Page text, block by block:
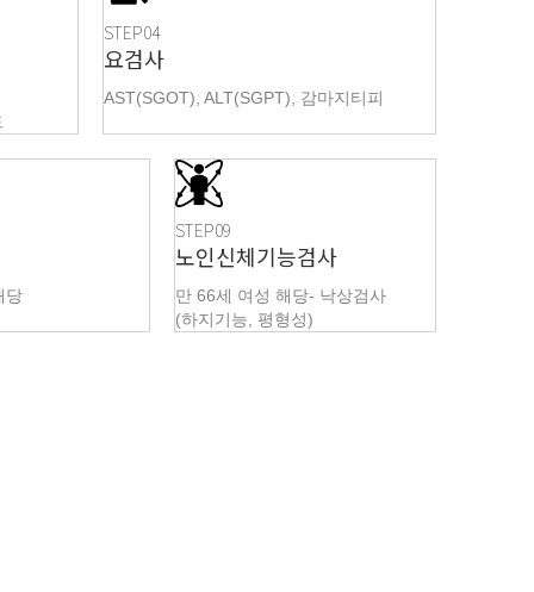
STEP04
요검사
AST(SGOT), ALT(SGPT), 감마지티피
당
STEP09
노인신체기능검사
만 66세 여성 해당- 낙상검사
(하지기능, 평형성)